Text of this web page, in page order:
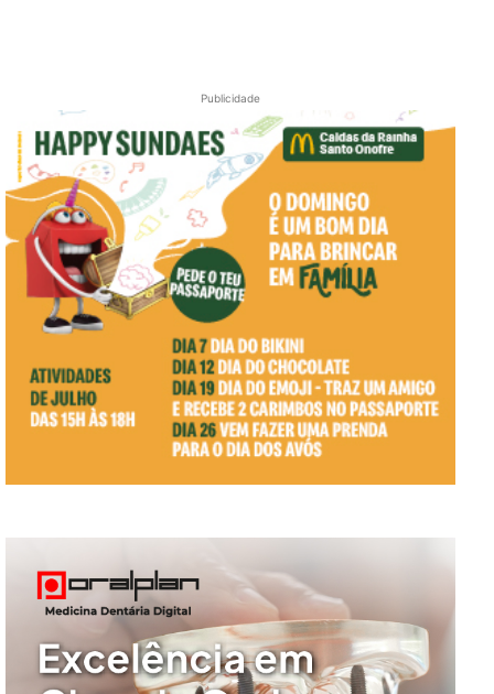
Publicidade